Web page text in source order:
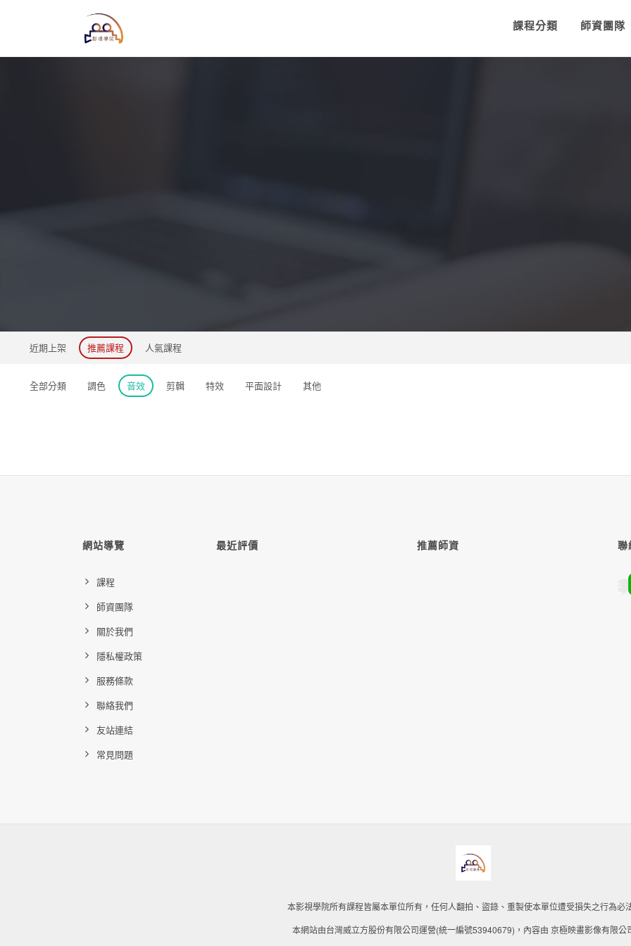
課程分類 師資團隊
近期上架 推薦課程 人氣課程
全部分類 調色 音效 剪輯 特效 平面設計 其他
網站導覽
課程
師資團隊
關於我們
隱私權政策
服務條款
聯絡我們
友站連結
常見問題
最近評價 推薦師資 聯
本影視學院所有課程皆屬本單位所有，任何人翻拍、盜錄、重製使本單位遭受損失之行為必
本網站由台灣威立方股份有限公司運營(統一編號53940679)，內容由 京極映畫影像有限公